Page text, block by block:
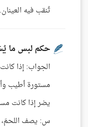
تُنقب فيه العينان.
حكم لبس ما
الجواب: إذا
مستورة أطيب
يضر إذا كانت
س: يصف اللحمَ،